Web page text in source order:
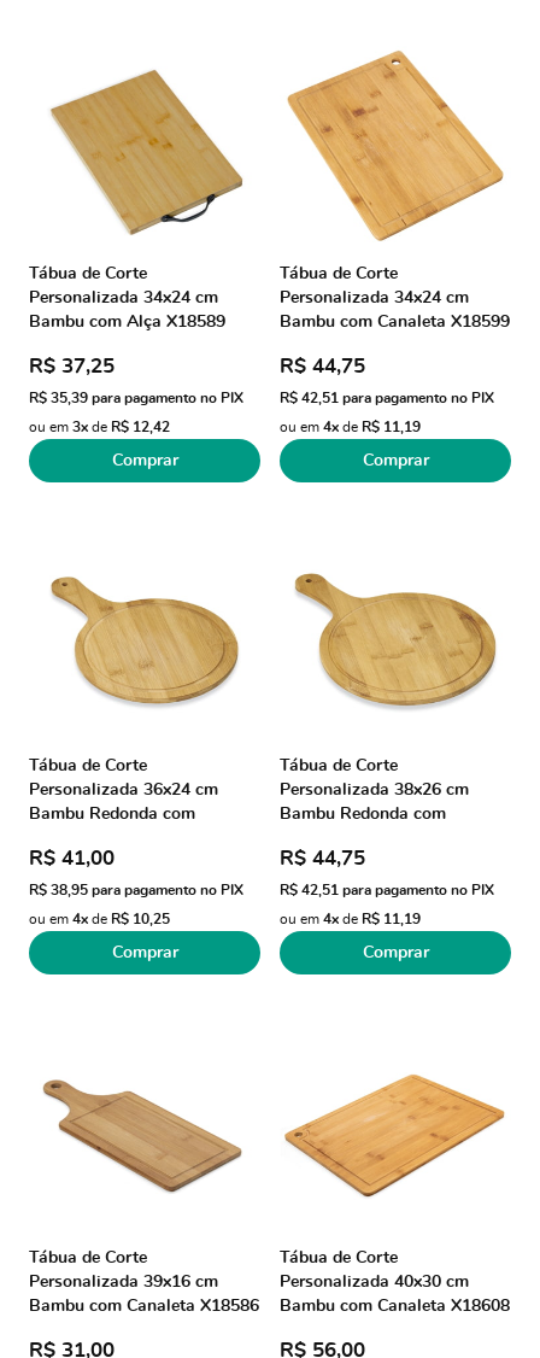
Tábua de Corte
Personalizada 34x24 cm
Bambu com Alça X18589
R$ 37,25
R$ 35,39 para pagamento no PIX
ou em 3x de R$ 12,42
Comprar
Tábua de Corte
Personalizada 34x24 cm
Bambu com Canaleta X18599
R$ 44,75
R$ 42,51 para pagamento no PIX
ou em 4x de R$ 11,19
Comprar
Tábua de Corte
Personalizada 36x24 cm
Bambu Redonda com
Personalizados
R$ 41,00
R$ 38,95 para pagamento no PIX
ou em 4x de R$ 10,25
Comprar
Tábua de Corte
Personalizada 38x26 cm
Bambu Redonda com
Personalizados
R$ 44,75
R$ 42,51 para pagamento no PIX
ou em 4x de R$ 11,19
Comprar
Tábua de Corte
Personalizada 39x16 cm
Bambu com Canaleta X18586
R$ 31,00
Tábua de Corte
Personalizada 40x30 cm
Bambu com Canaleta X18608
R$ 56,00